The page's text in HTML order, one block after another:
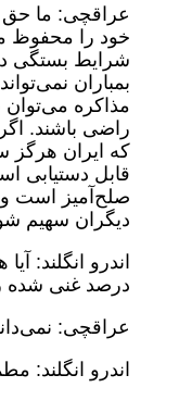
عراقچی: ما حق
خود را محفوظ
شرایط بستگی
بمباران
مذاکره
راضی باشند.
که ایران هرگز
قابل دستیابی
صلح‌آمیز است و
دیگران سهیم
درصد غنی شده
عراقچی:
اندرو انگلند: